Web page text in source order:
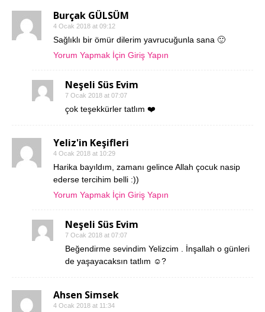
Burçak GÜLSÜM
4 Ocak 2018 at 09:12
Sağlıklı bir ömür dilerim yavrucuğunla sana 🙂
Yorum Yapmak İçin Giriş Yapın
Neşeli Süs Evim
7 Ocak 2018 at 07:07
çok teşekkürler tatlım ❤️
Yeliz'in Keşifleri
4 Ocak 2018 at 10:29
Harika bayıldım, zamanı gelince Allah çocuk nasip
ederse tercihim belli :))
Yorum Yapmak İçin Giriş Yapın
Neşeli Süs Evim
7 Ocak 2018 at 07:07
Beğendirme sevindim Yelizcim . İnşallah o günleri
de yaşayacaksın tatlım ☺️?
Ahsen Simsek
4 Ocak 2018 at 11:34